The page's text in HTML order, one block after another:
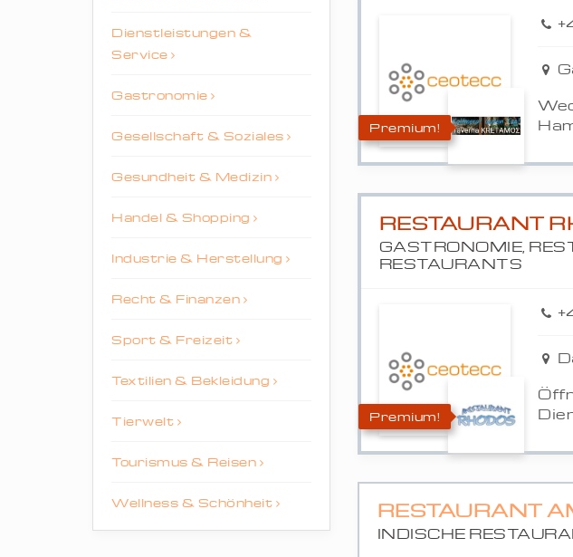
Dienstleistungen &
Service
Gastronomie
Gesellschaft & Soziales
Gesundheit & Medizin
Handel & Shopping
Industrie & Herstellung
Recht & Finanzen
Sport & Freizeit
Textilien & Bekleidung
Tierwelt
Tourismus & Reisen
Wellness & Schönheit
Premium!
RESTAURANT
GASTRONOMIE,
RESTAURANTS
Premium!
RESTAURANT
INDISCHE